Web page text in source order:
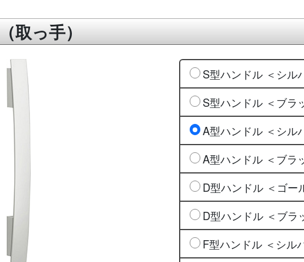
取っ手）
S型ハンドル ＜シル
S型ハンドル ＜ブラ
A型ハンドル ＜シル
A型ハンドル ＜ブラ
D型ハンドル ＜ゴー
D型ハンドル ＜ブラ
F型ハンドル ＜シル